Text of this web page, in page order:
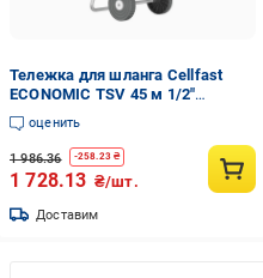
Тележка для шланга Cellfast
ECONOMIC TSV 45 м 1/2"
прочная/износостойкая/легкая
и гибкая для ежедневного
полива
оценить
1 986.36 -258.23 ₴
1 728.13 ₴/шт.
Доставим